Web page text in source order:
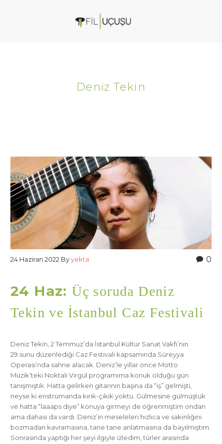
Deniz Tekin
0
24 Haziran 2022 Byyekta
24 Haz:Üç soruda Deniz
Tekin ve İstanbul Caz Festivali
Deniz Tekin, 2 Temmuz’da İstanbul Kültür Sanat Vakfı’nın
29.sunu düzenlediği Caz Festivali kapsamında Süreyya
Operası’nda sahne alacak. Deniz’le yıllar önce Motto
Müzik’teki Noktalı Virgül programıma konuk olduğu gün
tanışmıştık. Hatta gelirken gitarının başına da “iş” gelmişti,
neyse ki enstrümanda kırık-çıkık yoktu. Gülmesine gülmüştük
ve hatta “laaaps diye” konuya girmeyi de öğrenmiştim ondan
ama dahası da vardı. Deniz’in meseleleri hızlıca ve sakinliğini
bozmadan kavramasına, tane tane anlatmasına da bayılmıştım.
Sonrasında yaptığı her şeyi ilgiyle izledim, türler arasında